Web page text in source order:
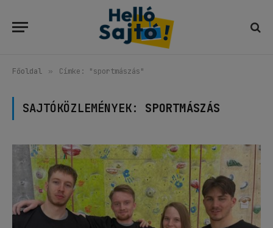
Főoldal » Címke: "sportmászás"
SAJTÓKÖZLEMÉNYEK: SPORTMÁSZÁS